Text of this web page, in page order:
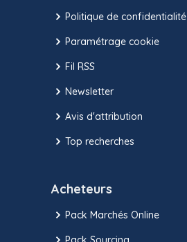
Politique de confidentialité
Paramétrage cookie
Fil RSS
Newsletter
Avis d'attribution
Top recherches
Acheteurs
Pack Marchés Online